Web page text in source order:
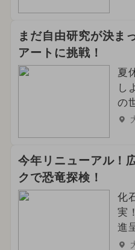
まだ自由研究が決ま
アートに挑戦！
夏
し
の
今年リニューアル！
クで恐竜探検！
化
実
進